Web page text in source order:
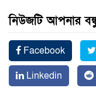
নিউজটি আপনার
Facebook
Linkedin